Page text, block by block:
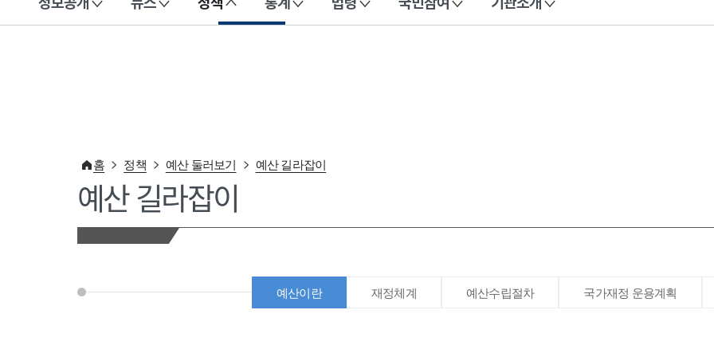
이 누리집은 대한민국 공식 전자정부 누리집입니다.
홈 정책 예산 둘러보기 예산 길라잡이
예산 길라잡이
예산이란 재정체계 예산수립절차 국가재정 운용계획